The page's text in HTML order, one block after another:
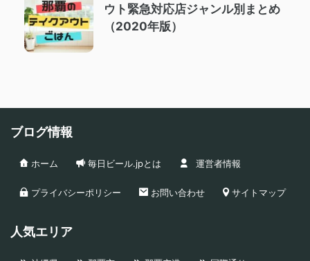
ウト緊急対応店ジャンル別まとめ
（2020年版）
ブログ情報
ホーム 毎日ビール.jpとは 運営者情報
プライバシーポリシー お問い合わせ サイトマップ
人気エリア